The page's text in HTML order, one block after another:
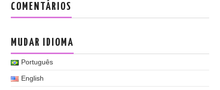
COMENTÁRIOS
MUDAR IDIOMA
Português
English